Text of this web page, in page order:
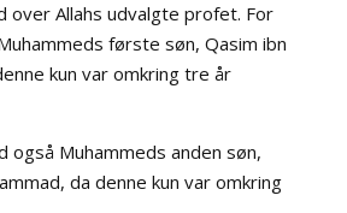
over Allahs udvalgte profet. For
første søn, Qasim ibn
kun var omkring tre år
også Muhammeds anden søn,
da denne kun var omkring